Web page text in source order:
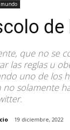
mundo
que no se
las reglas u
uno de los
no solamente
19 diciembre, 2022